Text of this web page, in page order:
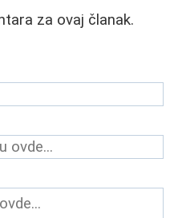
za ovaj članak.